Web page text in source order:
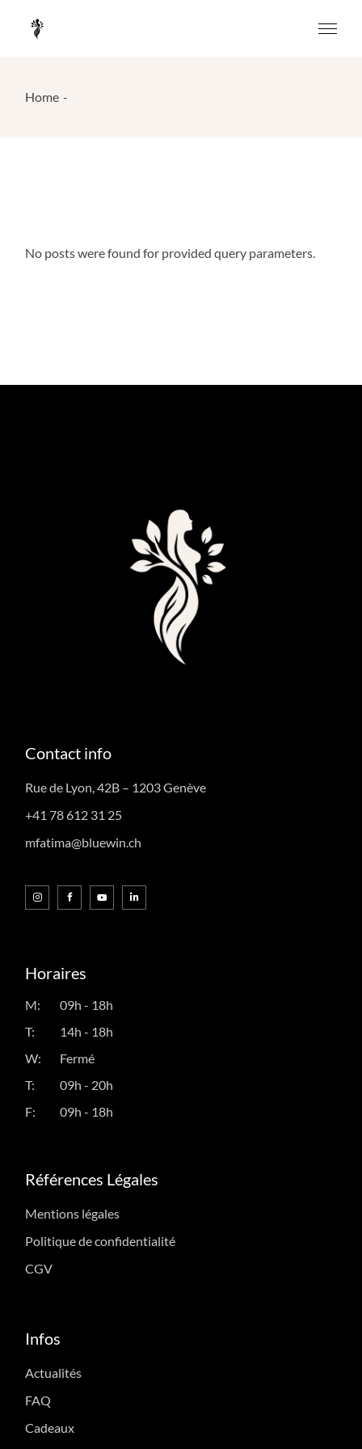
content
Home
No posts were found for provided query parameters.
Contact info
Rue de Lyon, 42B – 1203 Genève
+41 78 612 31 25
mfatima@bluewin.ch
Horaires
M:
09h - 18h
T:
14h - 18h
W:
Fermé
T:
09h - 20h
F:
09h - 18h
Références Légales
Mentions légales
Politique de confidentialité
CGV
Infos
Actualités
FAQ
Cadeaux